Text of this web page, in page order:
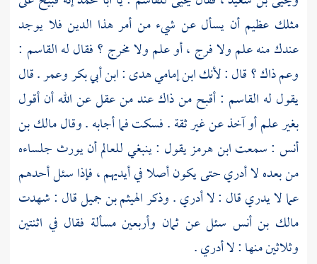
مثلك عظيم أن يسأل عن شيء من أمر هذا الدين فلا يوجد
عندك منه علم ولا فرج ، أو علم ولا مخرج ؟ فقال لهالقاسم :
وعم ذاك ؟ قال : لأنك ابن إمامي هدى :ابن أبي بكروعمر .قال
يقول له القاسم : أقبح من ذاك عند من عقل عن الله أن أقول
بغير علم أو آخذ عن غير ثقة . فسكت فما أجابه . وقالمالك بن
أنس : سمعتابن هرمزيقول : ينبغي للعالم أن يورث جلساءه
من بعده لا أدري حتى يكون أصلا في أيديهم ، فإذا سئل أحدهم
عما لا يدري قال : لا أدري . وذكرالهيثم بن جميلقال : شهدت
مالك بن أنس سئل عن ثمان وأربعين مسألة فقال في اثنتين
وثلاثين منها : لا أدري .